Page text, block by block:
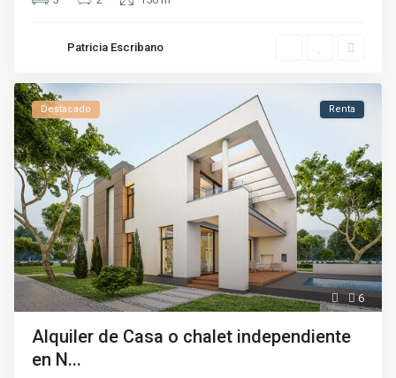
Patricia Escribano
6
Destacado Renta
Alquiler de Casa o chalet independiente
en N...